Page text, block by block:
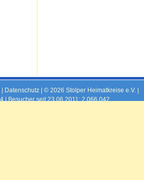
| Datenschutz| © 2026 Stolper Heimatkreise e.V. |
| Besucher seit 23.06.2011: 2,066,042